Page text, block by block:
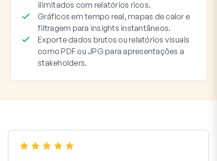
ilimitados com relatórios ricos.
Gráficos em tempo real, mapas de calor e
filtragem para insights instantâneos.
Exporte dados brutos ou relatórios visuais
como PDF ou JPG para apresentações a
stakeholders.